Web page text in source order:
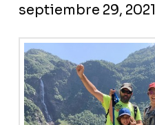
septiembre 29, 2021